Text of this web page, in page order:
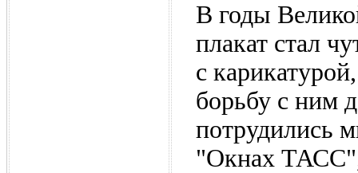
В годы
плакат стал
с
борьбу с ним
потрудились
"Окнах